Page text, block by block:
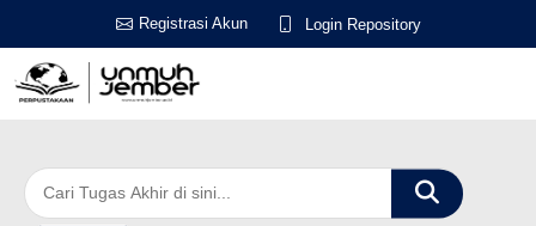
Registrasi Akun Login Repository